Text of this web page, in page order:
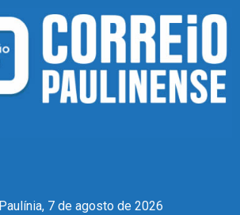
Paulínia, 7 de agosto de 2026